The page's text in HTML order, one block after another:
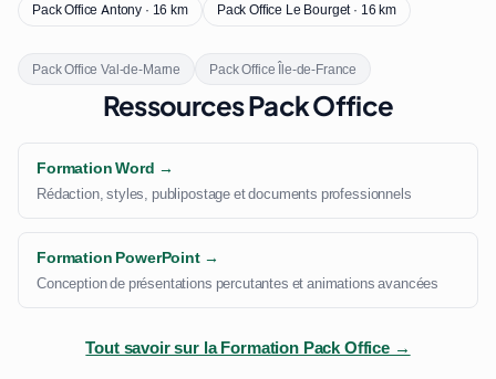
Pack Office Antony · 16 km
Pack Office Le Bourget · 16 km
Pack Office Val-de-Marne Pack Office Île-de-France
Ressources Pack Office
Formation Word →
Rédaction, styles, publipostage et documents professionnels
Formation PowerPoint →
Conception de présentations percutantes et animations avancées
Tout savoir sur la Formation Pack Office →